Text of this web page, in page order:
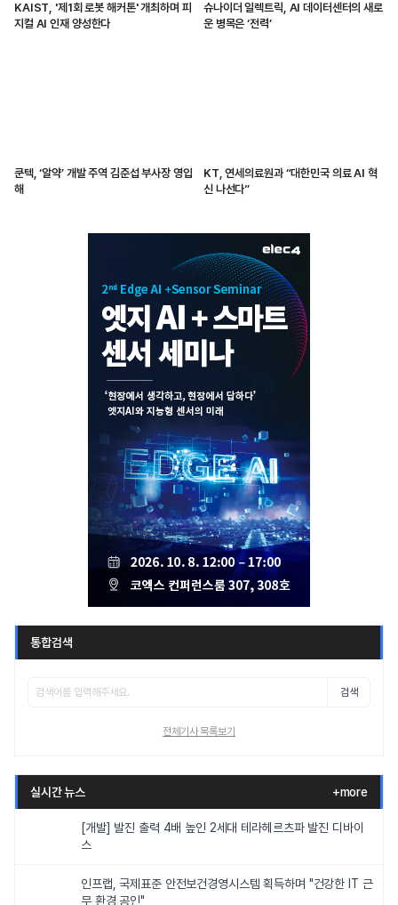
KAIST, '제1회 로봇 해커톤' 개최하며 피
지컬 AI 인재 양성한다
슈나이더 일렉트릭, AI 데이터센터의 새로
운 병목은 ‘전력’
쿤텍, ‘알약’ 개발 주역 김준섭 부사장 영입
해
KT, 연세의료원과 “대한민국 의료 AI 혁
신 나선다”
통합검색
검색
전체기사 목록보기
실시간 뉴스 +more
[개발] 발진 출력 4배 높인 2세대 테라헤르츠파 발진 디바이
스
인프랩, 국제표준 안전보건경영시스템 획득하며 "건강한 IT 근
무 환경 공인"